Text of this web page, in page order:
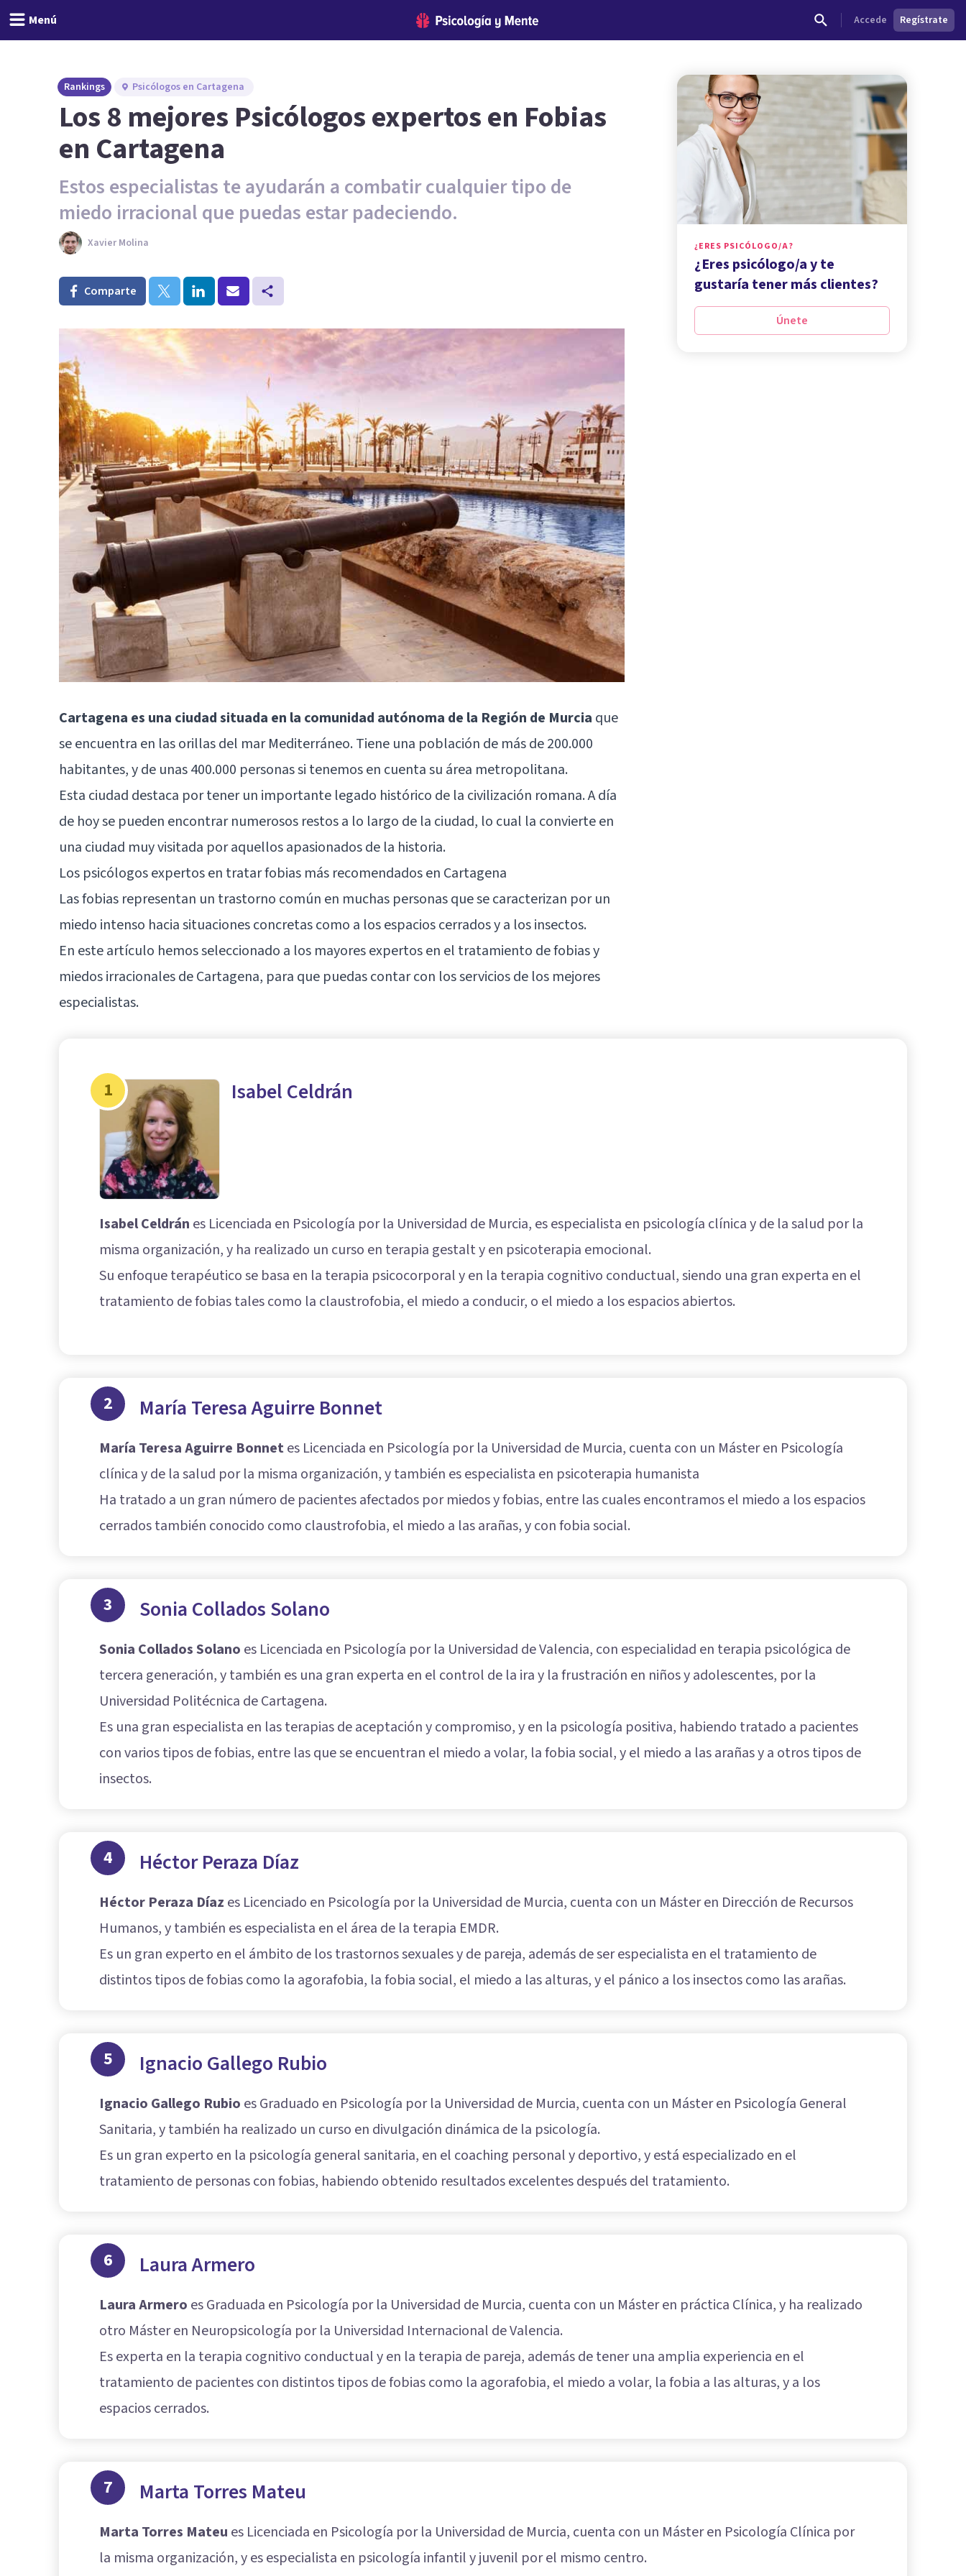
Menú Accede Regístrate
Rankings Psicólogos en Cartagena
Los 8 mejores Psicólogos expertos en Fobias
en Cartagena
Estos especialistas te ayudarán a combatir cualquier tipo de
miedo irracional que puedas estar padeciendo.
Xavier Molina
Comparte
Cartagena es una ciudad situada en la comunidad autónoma de la Región de Murcia que
se encuentra en las orillas del mar Mediterráneo. Tiene una población de más de 200.000
habitantes, y de unas 400.000 personas si tenemos en cuenta su área metropolitana.
Esta ciudad destaca por tener un importante legado histórico de la civilización romana. A día
de hoy se pueden encontrar numerosos restos a lo largo de la ciudad, lo cual la convierte en
una ciudad muy visitada por aquellos apasionados de la historia.
Los psicólogos expertos en tratar fobias más recomendados en Cartagena
Las fobias representan un trastorno común en muchas personas que se caracterizan por un
miedo intenso hacia situaciones concretas como a los espacios cerrados y a los insectos.
En este artículo hemos seleccionado a los mayores expertos en el tratamiento de fobias y
miedos irracionales de Cartagena, para que puedas contar con los servicios de los mejores
especialistas.
¿ERES PSICÓLOGO/A?
¿Eres psicólogo/a y te
gustaría tener más clientes?
Únete
1 Isabel Celdrán
Isabel Celdrán es Licenciada en Psicología por la Universidad de Murcia, es especialista en psicología clínica y de la salud por la
misma organización, y ha realizado un curso en terapia gestalt y en psicoterapia emocional.
Su enfoque terapéutico se basa en la terapia psicocorporal y en la terapia cognitivo conductual, siendo una gran experta en el
tratamiento de fobias tales como la claustrofobia, el miedo a conducir, o el miedo a los espacios abiertos.
2 María Teresa Aguirre Bonnet
María Teresa Aguirre Bonnetes Licenciada en Psicología por la Universidad de Murcia, cuenta con un Máster en Psicología
clínica y de la salud por la misma organización, y también es especialista en psicoterapia humanista
Ha tratado a un gran número de pacientes afectados por miedos y fobias, entre las cuales encontramos el miedo a los espacios
cerrados también conocido como claustrofobia, el miedo a las arañas, y con fobia social.
3 Sonia Collados Solano
Sonia Collados Solano es Licenciada en Psicología por la Universidad de Valencia, con especialidad en terapia psicológica de
tercera generación, y también es una gran experta en el control de la ira y la frustración en niños y adolescentes, por la
Universidad Politécnica de Cartagena.
Es una gran especialista en las terapias de aceptación y compromiso, y en la psicología positiva, habiendo tratado a pacientes
con varios tipos de fobias, entre las que se encuentran el miedo a volar, la fobia social, y el miedo a las arañas y a otros tipos de
insectos.
4 Héctor Peraza Díaz
Héctor Peraza Díaz es Licenciado en Psicología por la Universidad de Murcia, cuenta con un Máster en Dirección de Recursos
Humanos, y también es especialista en el área de la terapia EMDR.
Es un gran experto en el ámbito de los trastornos sexuales y de pareja, además de ser especialista en el tratamiento de
distintos tipos de fobias como la agorafobia, la fobia social, el miedo a las alturas, y el pánico a los insectos como las arañas.
5 Ignacio Gallego Rubio
Ignacio Gallego Rubio es Graduado en Psicología por la Universidad de Murcia, cuenta con un Máster en Psicología General
Sanitaria, y también ha realizado un curso en divulgación dinámica de la psicología.
Es un gran experto en la psicología general sanitaria, en el coaching personal y deportivo, y está especializado en el
tratamiento de personas con fobias, habiendo obtenido resultados excelentes después del tratamiento.
6 Laura Armero
Laura Armero es Graduada en Psicología por la Universidad de Murcia, cuenta con un Máster en práctica Clínica, y ha realizado
otro Máster en Neuropsicología por la Universidad Internacional de Valencia.
Es experta en la terapia cognitivo conductual y en la terapia de pareja, además de tener una amplia experiencia en el
tratamiento de pacientes con distintos tipos de fobias como la agorafobia, el miedo a volar, la fobia a las alturas, y a los
espacios cerrados.
7 Marta Torres Mateu
Marta Torres Mateu es Licenciada en Psicología por la Universidad de Murcia, cuenta con un Máster en Psicología Clínica por
la misma organización, y es especialista en psicología infantil y juvenil por el mismo centro.